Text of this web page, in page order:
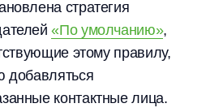
стратегия
«По умолчанию»,
этому правилу,
добавляться
контактные лица.